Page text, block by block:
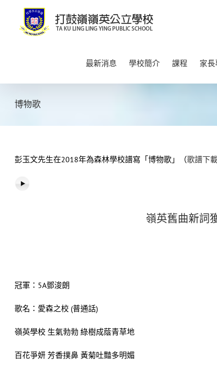
content
最新消息 學校簡介 課程 家
博物歌
彭玉文先生在2018年為森林學校譜寫「博物歌」（歌譜下
嶺英舊曲新詞
冠軍：5A鄧浚朗
歌名：愛森之校 (普通話)
嶺英學校 生氣勃勃 綠樹成蔭青草地
百花爭妍 芳香撲鼻 黃菊吐豔多明媚